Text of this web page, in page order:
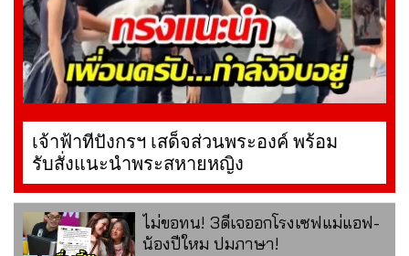
เจ้าฟ้าทีปังกรฯ เสด็จส่วนพระองค์ พร้อม
รับสั่งแนะนำพระสหายหญิง
ไม่ขอทน! 3ดีเจออกโรงเซฟแม่แอฟ-
น้องปีใหม ปมภาษา!